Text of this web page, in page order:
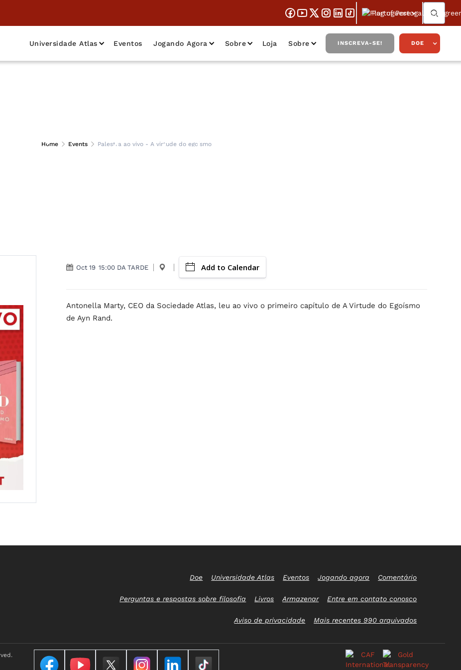
Portuguese
Universidade Atlas Eventos Jogando Agora Sobre Loja Sobre INSCREVA-SE! DOE
Home Events Palestra ao vivo - A virtude do egoísmo
vivo - A virtude do egoísmo
Oct 19 15:00 DA TARDE Add to Calendar
Antonella Marty, CEO da Sociedade Atlas, leu ao vivo o primeiro capítulo de A Virtude do Egoísmo
de Ayn Rand.
Doe Universidade Atlas Eventos Jogando agora Comentário
Perguntas e respostas sobre filosofia Livros Armazenar Entre em contato conosco
Aviso de privacidade Mais recentes 990 arquivados